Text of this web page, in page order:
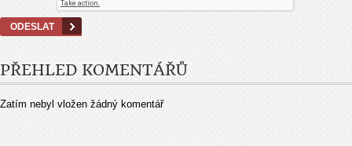
PŘEHLED KOMENTÁŘŮ
Zatím nebyl vložen žádný komentář